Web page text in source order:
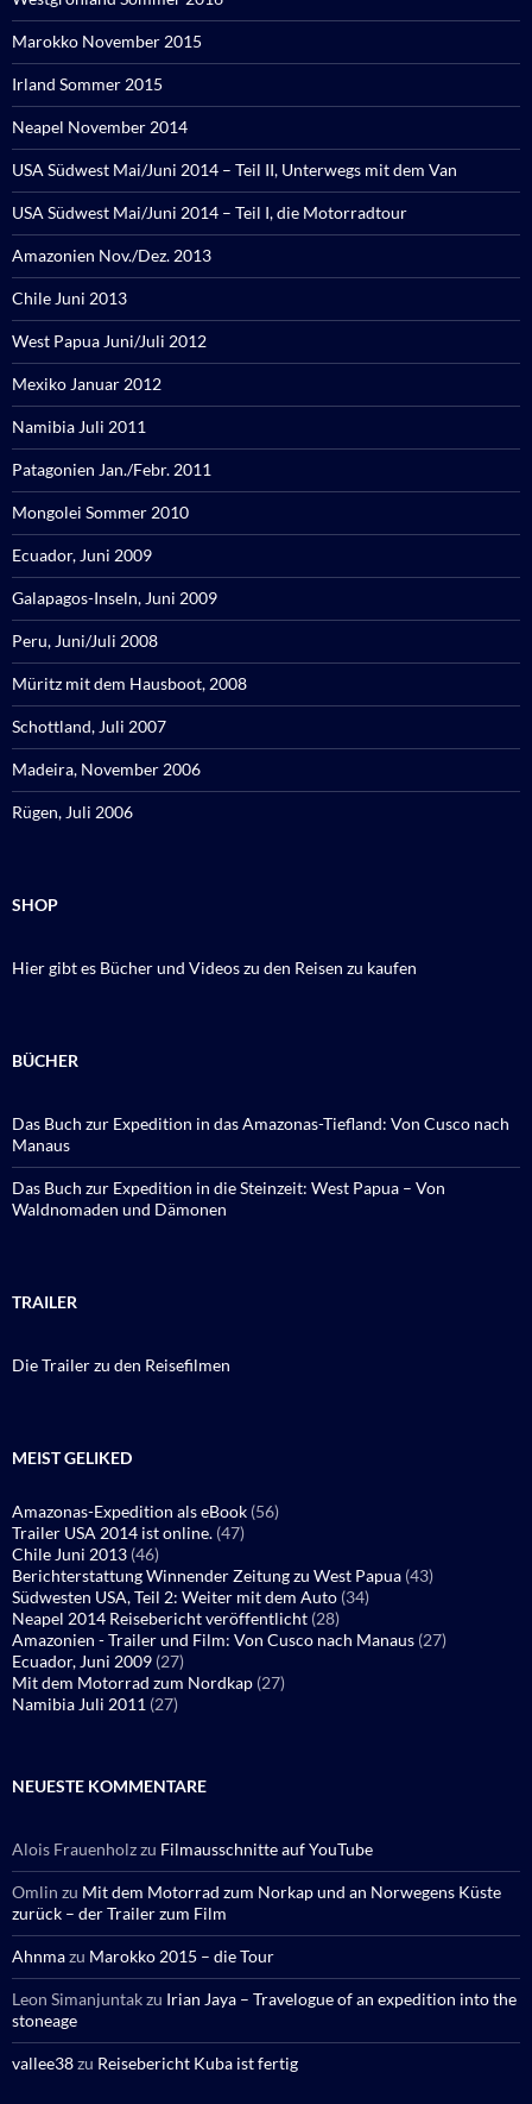
Marokko November 2015
Irland Sommer 2015
Neapel November 2014
USA Südwest Mai/Juni 2014 – Teil II, Unterwegs mit dem Van
USA Südwest Mai/Juni 2014 – Teil I, die Motorradtour
Amazonien Nov./Dez. 2013
Chile Juni 2013
West Papua Juni/Juli 2012
Mexiko Januar 2012
Namibia Juli 2011
Patagonien Jan./Febr. 2011
Mongolei Sommer 2010
Ecuador, Juni 2009
Galapagos-Inseln, Juni 2009
Peru, Juni/Juli 2008
Müritz mit dem Hausboot, 2008
Schottland, Juli 2007
Madeira, November 2006
Rügen, Juli 2006
SHOP
Hier gibt es Bücher und Videos zu den Reisen zu kaufen
BÜCHER
Das Buch zur Expedition in das Amazonas-Tiefland: Von Cusco nach
Manaus
Das Buch zur Expedition in die Steinzeit: West Papua – Von
Waldnomaden und Dämonen
TRAILER
Die Trailer zu den Reisefilmen
MEIST GELIKED
Amazonas-Expedition als eBook (56)
Trailer USA 2014 ist online. (47)
Chile Juni 2013 (46)
Berichterstattung Winnender Zeitung zu West Papua (43)
Südwesten USA, Teil 2: Weiter mit dem Auto (34)
Neapel 2014 Reisebericht veröffentlicht (28)
Amazonien - Trailer und Film: Von Cusco nach Manaus (27)
Ecuador, Juni 2009 (27)
Mit dem Motorrad zum Nordkap (27)
Namibia Juli 2011 (27)
NEUESTE KOMMENTARE
Alois Frauenholzzu Filmausschnitte auf YouTube
Omlin zu Mit dem Motorrad zum Norkap und an Norwegens Küste
zurück – der Trailer zum Film
Ahnmazu Marokko 2015 – die Tour
Leon Simanjuntakzu Irian Jaya – Travelogue of an expedition into the
stoneage
vallee38zu Reisebericht Kuba ist fertig